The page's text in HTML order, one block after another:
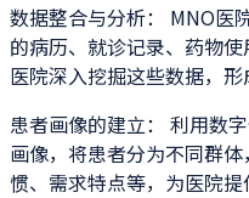
数据整合与分析： MNO医
的病历、就诊记录、药物
医院深入挖掘这些数据，形
患者画像的建立： 利用数
画像，将患者分为不同群
惯、需求特点等，为医院提